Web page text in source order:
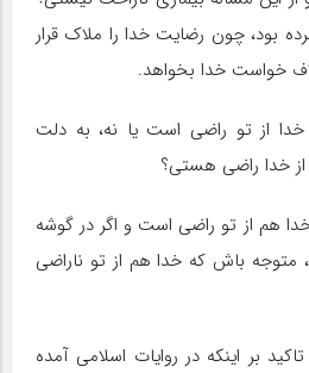
بود، چون رضایت خدا را ملاک قرار
خواست خدا بخواهد.
از تو راضی است یا نه، به دلت
از خدا راضی هستی؟
هم از تو راضی است و اگر در گوشه
متوجه باش که خدا هم از تو ناراضی
بر اینکه در روایات اسلامی آمده